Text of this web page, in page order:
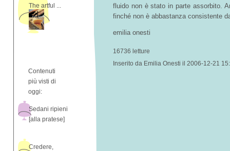
The artful ...
Contenuti
più visti di
oggi:
Sedani ripieni
[alla pratese]
Credere,
fluido non è stato in parte assorbito.
finché non è abbastanza consistente
emilia onesti
16736 letture
Inserito da Emilia Onesti il 2006-12-21